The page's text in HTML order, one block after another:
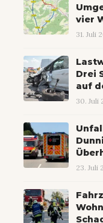
vier
31. Juli
Drei
auf
30. Juli
23. Juli